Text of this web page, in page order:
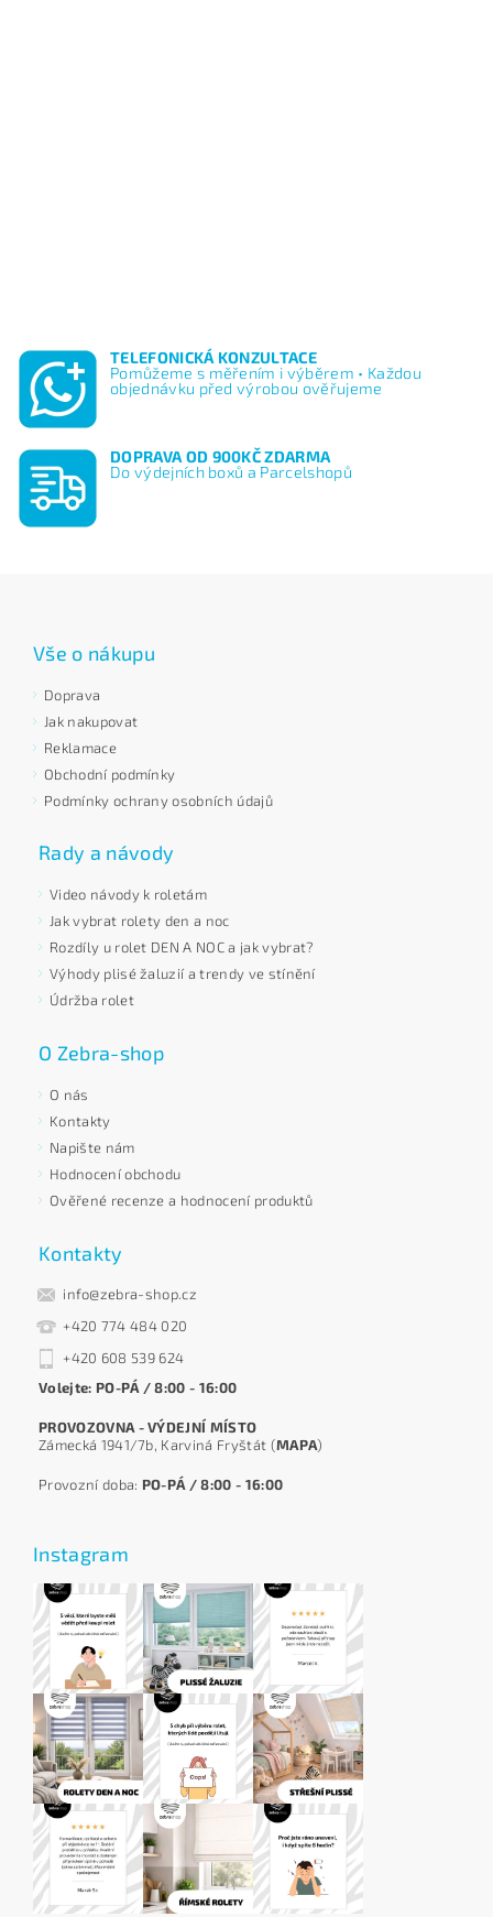
TELEFONICKÁ KONZULTACE
Pomůžeme s měřením i výběrem • Každou
objednávku před výrobou ověřujeme
DOPRAVA OD 900KČ ZDARMA
Do výdejních boxů a Parcelshopů
Vše o nákupu
Doprava
Jak nakupovat
Reklamace
Obchodní podmínky
Podmínky ochrany osobních údajů
Rady a návody
Video návody k roletám
Jak vybrat rolety den a noc
Rozdíly u rolet DEN A NOC a jak vybrat?
Výhody plisé žaluzií a trendy ve stínění
Údržba rolet
O Zebra-shop
O nás
Kontakty
Napište nám
Hodnocení obchodu
Ověřené recenze a hodnocení produktů
Kontakty
info@zebra-shop.cz
+420 774 484 020
+420 608 539 624
Volejte: PO-PÁ / 8:00 - 16:00
PROVOZOVNA - VÝDEJNÍ MÍSTO
Zámecká 1941/7b, Karviná Fryštát (MAPA)
Provozní doba: PO-PÁ / 8:00 - 16:00
Instagram